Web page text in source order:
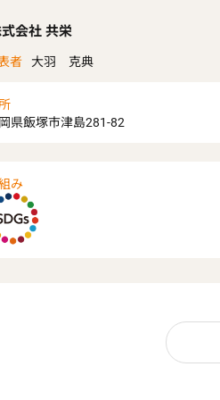
会社 共栄
者 大羽 克典
県飯塚市津島281-82
み